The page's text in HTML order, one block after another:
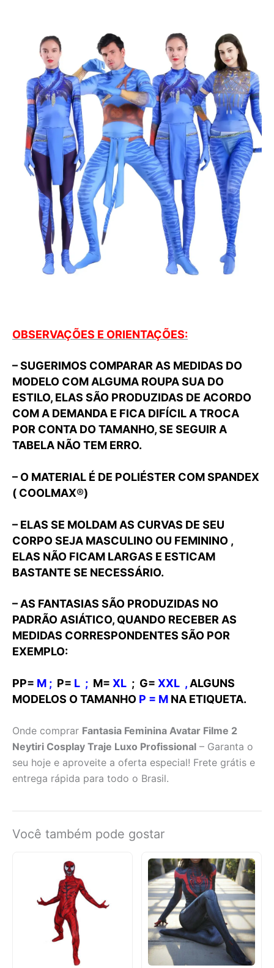
OBSERVAÇÕES E ORIENTAÇÕES:
– SUGERIMOS COMPARAR AS MEDIDAS DO
MODELO COM ALGUMA ROUPA SUA DO
ESTILO, ELAS SÃO PRODUZIDAS DE ACORDO
COM A DEMANDA E FICA DIFÍCIL A TROCA
POR CONTA DO TAMANHO, SE SEGUIR A
TABELA NÃO TEM ERRO.
– O MATERIAL É DE POLIÉSTER COM SPANDEX
( COOLMAX®)
– ELAS SE MOLDAM AS CURVAS DE SEU
CORPO SEJA MASCULINO OU FEMININO ,
ELAS NÃO FICAM LARGAS E ESTICAM
BASTANTE SE NECESSÁRIO.
– AS FANTASIAS SÃO PRODUZIDAS NO
PADRÃO ASIÁTICO, QUANDO RECEBER AS
MEDIDAS CORRESPONDENTES SÃO POR
EXEMPLO:
PP= M ; P= L ; M= XL ; G= XXL , ALGUNS
MODELOS O TAMANHO P = M NA ETIQUETA.
Onde comprar Fantasia Feminina Avatar Filme 2
Neytiri Cosplay Traje Luxo Profissional – Garanta o
seu hoje e aproveite a oferta especial! Frete grátis e
entrega rápida para todo o Brasil.
Você também pode gostar